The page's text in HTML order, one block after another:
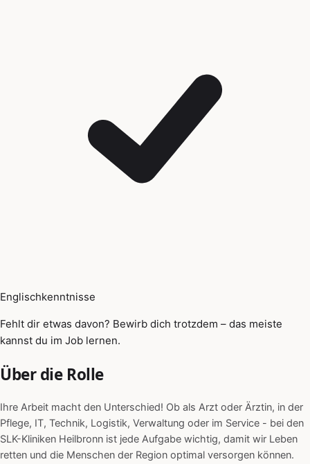
Englischkenntnisse
Fehlt dir etwas davon? Bewirb dich trotzdem – das meiste
kannst du im Job lernen.
Über die Rolle
Ihre Arbeit macht den Unterschied! Ob als Arzt oder Ärztin, in der
Pflege, IT, Technik, Logistik, Verwaltung oder im Service - bei den
SLK-Kliniken Heilbronn ist jede Aufgabe wichtig, damit wir Leben
retten und die Menschen der Region optimal versorgen können.